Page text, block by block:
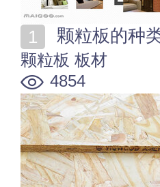
颗粒板的种
颗粒板 板材
4854